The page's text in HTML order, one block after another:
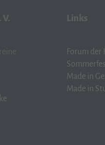
Links
Forum der
Made in
Made in